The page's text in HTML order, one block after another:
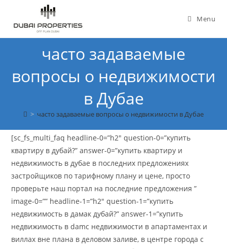
content
Menu
часто задаваемые
вопросы о недвижимости
в Дубае
> часто задаваемые вопросы о недвижимости в Дубае
[sc_fs_multi_faq headline-0=”h2″ question-0=”купить
квартиру в дубай?” answer-0=”купить квартиру и
недвижимость в дубае в последних предложениях
застройщиков по тарифному плану и цене, просто
проверьте наш портал на последние предложения ”
image-0=”” headline-1=”h2″ question-1=”купить
недвижимость в дамак дубай?” answer-1=”купить
недвижимость в damc недвижимости в апартаментах и ​​
виллах вне плана в деловом заливе, в центре города с